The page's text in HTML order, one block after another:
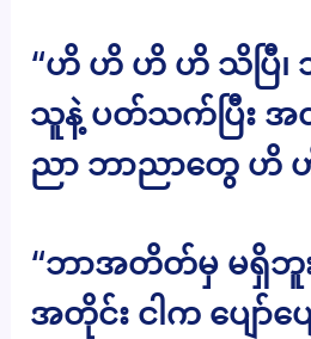
“ဟိ ဟိ ဟိ ဟိ သိပြီ၊
သူနဲ့ ပတ်သက်ပြီး
ညာ ဘာညာတွေ ဟိ
“ဘာအတိတ်မှ မရှိဘူ
အတိုင်း ငါက ပျော်ပ